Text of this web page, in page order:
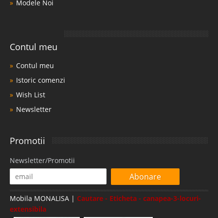
canapea turcesca este cea mai potrivita ..
Modele Noi
Contul meu
Contul meu
Istoric comenzi
Wish List
Newsletter
Promotii
Newsletter/Promotii
Abonare
Mobila MONALISA | Cautare - Eticheta - canapea-3-locuri-
extensibila